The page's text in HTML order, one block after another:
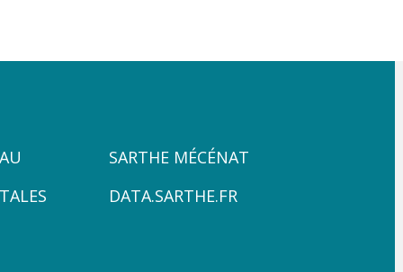
ZONE
4
SARTHE MÉCÉNAT
DATA.SARTHE.FR